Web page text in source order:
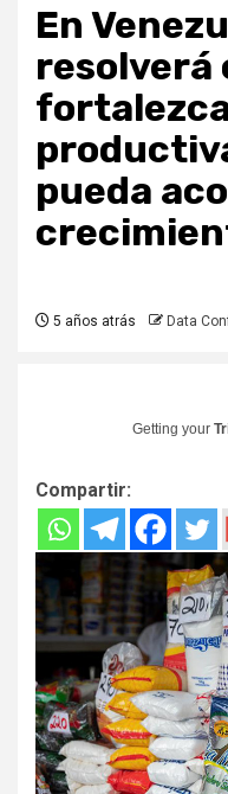
En
resolverá
pueda
5 años atrás Data
Getting your
Compartir: